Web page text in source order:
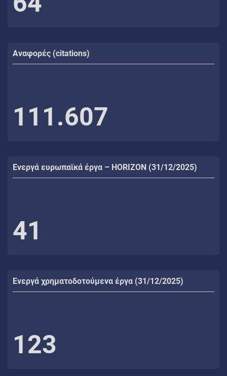
Αναφορές (citations)
111.607
Ενεργά ευρωπαϊκά έργα – HORIZON (31/12/2025)
41
Ενεργά χρηματοδοτούμενα έργα (31/12/2025)
123